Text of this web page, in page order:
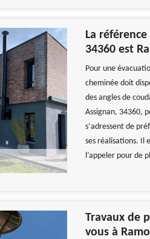
La
34360 est
Pour une
cheminée doit
des angles de
Assignan, 34360,
s‘adressent de
ses réalisations. Il
l’appeler pour de
Travaux de
vous à